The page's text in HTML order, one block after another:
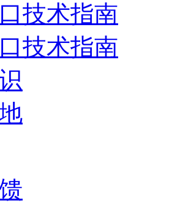
技术指南
技术指南